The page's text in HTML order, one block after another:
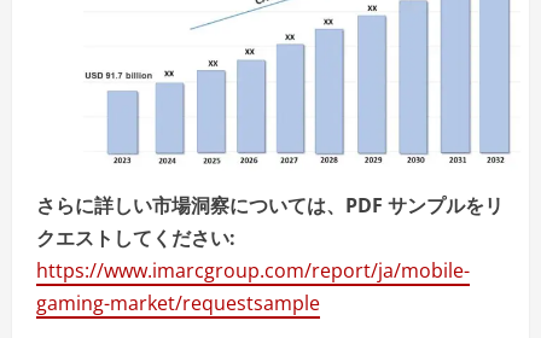
さらに詳しい市場洞察については、PDF サンプルをリ
クエストしてください:
https://www.imarcgroup.com/report/ja/mobile-
gaming-market/requestsample